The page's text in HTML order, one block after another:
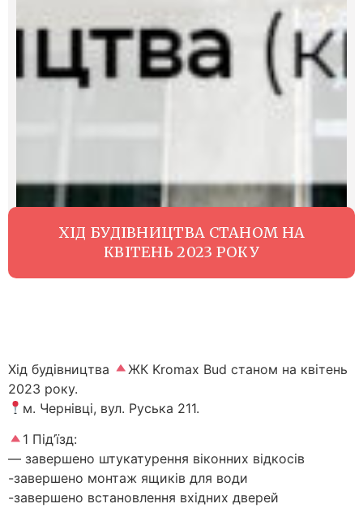
ХІД БУДІВНИЦТВА СТАНОМ НА
КВІТЕНЬ 2023 РОКУ
Хід будівництва
ЖК Kromax Bud станом на квітень
2023 року.
м. Чернівці, вул. Руська 211.
1 Під’їзд:
— завершено штукатурення віконних відкосів
-завершено монтаж ящиків для води
-завершено встановлення вхідних дверей